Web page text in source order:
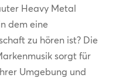
Heavy Metal
dem eine
zu hören ist? Die
sorgt für
Umgebung und